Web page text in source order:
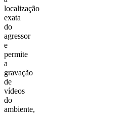
localização
exata
do
agressor
e
permite
a
gravação
de
vídeos
do
ambiente,